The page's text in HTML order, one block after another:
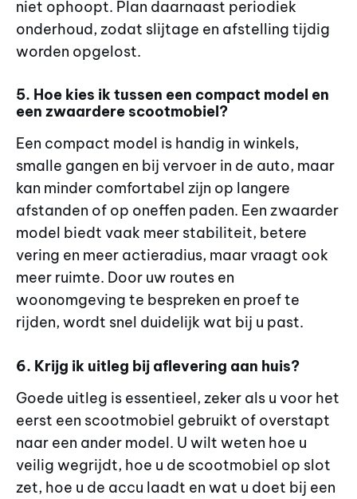
niet ophoopt. Plan daarnaast periodiek
onderhoud, zodat slijtage en afstelling tijdig
worden opgelost.
5. Hoe kies ik tussen een compact model en
een zwaardere scootmobiel?
Een compact model is handig in winkels,
smalle gangen en bij vervoer in de auto, maar
kan minder comfortabel zijn op langere
afstanden of op oneffen paden. Een zwaarder
model biedt vaak meer stabiliteit, betere
vering en meer actieradius, maar vraagt ook
meer ruimte. Door uw routes en
woonomgeving te bespreken en proef te
rijden, wordt snel duidelijk wat bij u past.
6. Krijg ik uitleg bij aflevering aan huis?
Goede uitleg is essentieel, zeker als u voor het
eerst een scootmobiel gebruikt of overstapt
naar een ander model. U wilt weten hoe u
veilig wegrijdt, hoe u de scootmobiel op slot
zet, hoe u de accu laadt en wat u doet bij een